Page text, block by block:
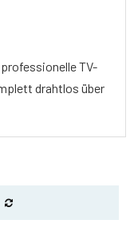
TV-
drahtlos über